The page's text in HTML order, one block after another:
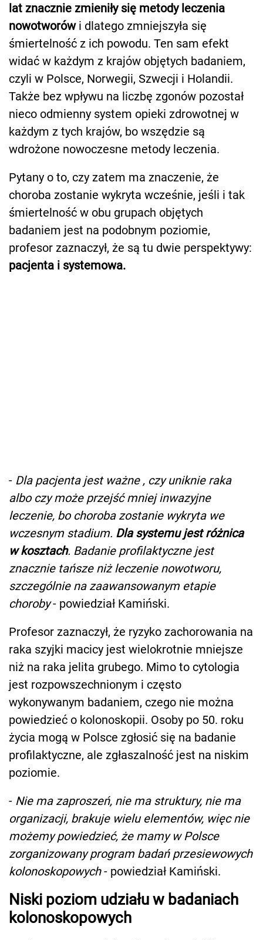
lat znacznie zmieniły się metody leczenia
nowotworówi dlatego zmniejszyła się
śmiertelność z ich powodu. Ten sam efekt
widać w każdym z krajów objętych badaniem,
czyli w Polsce, Norwegii, Szwecji i Holandii.
Także bez wpływu na liczbę zgonów pozostał
nieco odmienny system opieki zdrowotnej w
każdym z tych krajów, bo wszędzie są
wdrożone nowoczesne metody leczenia.
Pytany o to, czy zatem ma znaczenie, że
choroba zostanie wykryta wcześnie, jeśli i tak
śmiertelność w obu grupach objętych
badaniem jest na podobnym poziomie,
profesor zaznaczył, że są tu dwie perspektywy:
pacjenta i systemowa.
- Dla pacjenta jest ważne , czy uniknie raka
albo czy może przejść mniej inwazyjne
leczenie, bo choroba zostanie wykryta we
wczesnym stadium. Dla systemu jest różnica
w kosztach. Badanie profilaktyczne jest
znacznie tańsze niż leczenie nowotworu,
szczególnie na zaawansowanym etapie
choroby- powiedział Kamiński.
Profesor zaznaczył, że ryzyko zachorowania na
raka szyjki macicy jest wielokrotnie mniejsze
niż na raka jelita grubego. Mimo to cytologia
jest rozpowszechnionym i często
wykonywanym badaniem, czego nie można
powiedzieć o kolonoskopii. Osoby po 50. roku
życia mogą w Polsce zgłosić się na badanie
profilaktyczne, ale zgłaszalność jest na niskim
poziomie.
- Nie ma zaproszeń, nie ma struktury, nie ma
organizacji, brakuje wielu elementów, więc nie
możemy powiedzieć, że mamy w Polsce
zorganizowany program badań przesiewowych
kolonoskopowych- powiedział Kamiński.
Niski poziom udziału w badaniach
kolonoskopowych